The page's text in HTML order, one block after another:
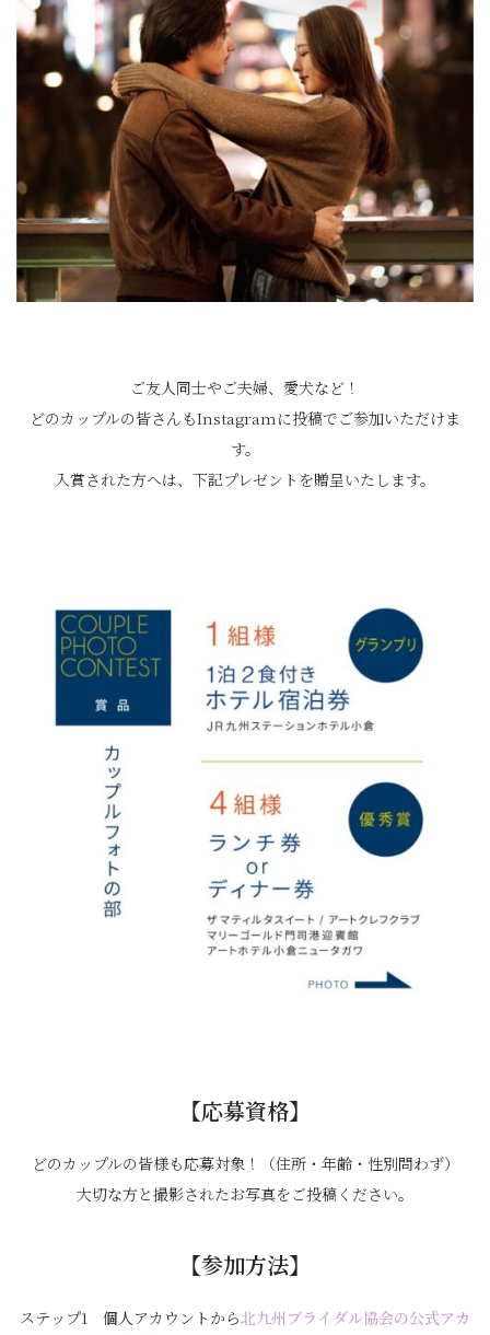
ご友人同士やご夫婦、愛犬など！
どのカップルの皆さんもInstagramに投稿でご参加いただけま
す。
入賞された方へは、下記プレゼントを贈呈いたします。
【応募資格】
どのカップルの皆様も応募対象！（住所・年齢・性別問わず）
大切な方と撮影されたお写真をご投稿ください。
【参加方法】
ステップ1 個人アカウントから北九州ブライダル協会の公式アカ